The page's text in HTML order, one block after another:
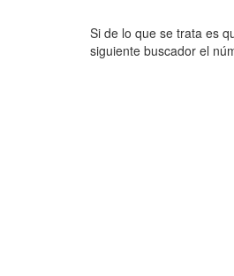
Si de lo que se trata es
siguiente buscador el